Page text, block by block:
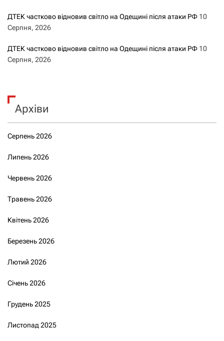
ДТЕК частково відновив світло на Одещині після атаки РФ 10
Серпня, 2026
ДТЕК частково відновив світло на Одещині після атаки РФ 10
Серпня, 2026
Архіви
Серпень 2026
Липень 2026
Червень 2026
Травень 2026
Квітень 2026
Березень 2026
Лютий 2026
Січень 2026
Грудень 2025
Листопад 2025